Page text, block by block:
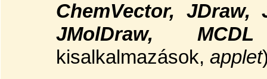
ChemVector, JDraw,
JMolDraw,
kisalkalmazások, applet